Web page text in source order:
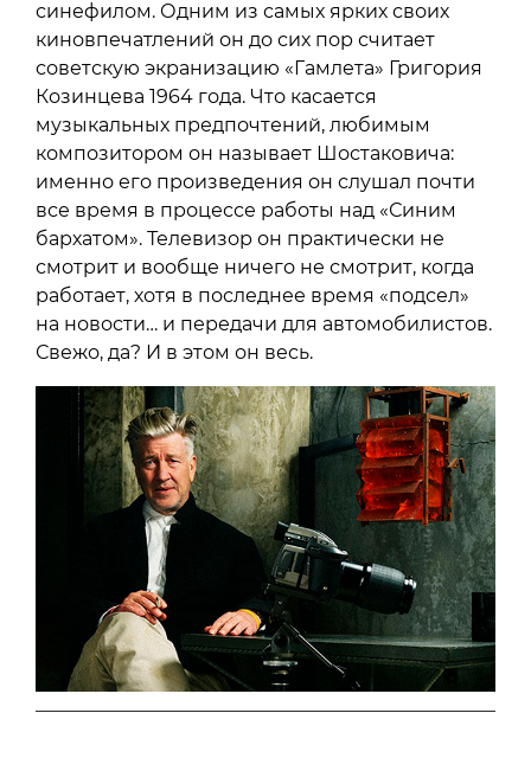
синефилом. Одним из самых ярких своих
киновпечатлений он до сих пор считает
советскую экранизацию «Гамлета» Григория
Козинцева 1964 года. Что касается
музыкальных предпочтений, любимым
композитором он называет Шостаковича:
именно его произведения он слушал почти
все время в процессе работы над «Синим
бархатом». Телевизор он практически не
смотрит и вообще ничего не смотрит, когда
работает, хотя в последнее время «подсел»
на новости… и передачи для автомобилистов.
Свежо, да? И в этом он весь.